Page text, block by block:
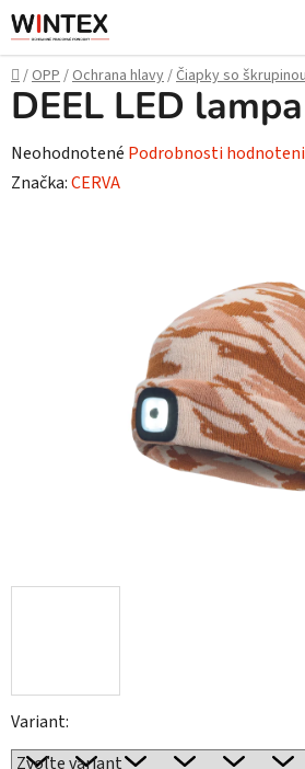
Prejsť
na
obsah
Domov
/OPP/Ochrana hlavy/Čiapky so
Variant:
DEEL LED
Priemerné
hodnotenie
Neohodnotené Podrobnosti
Značka:CERVA